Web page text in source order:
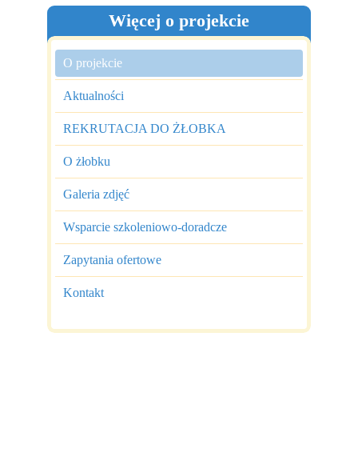
Więcej o projekcie
O projekcie
Aktualności
REKRUTACJA DO ŻŁOBKA
O żłobku
Galeria zdjęć
Wsparcie szkoleniowo-doradcze
Zapytania ofertowe
Kontakt